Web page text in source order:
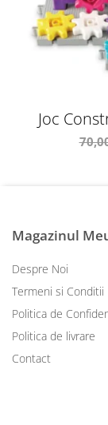
Joc
Magazinul
Despre Noi
Termeni si Conditii
Politica de
Politica de livrare
Contact